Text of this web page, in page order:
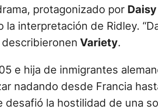
protagonizado por
interpretación de Ridley.
describieronen Variety.
e hija de inmigrantes
nadando desde Francia
la hostilidad de una